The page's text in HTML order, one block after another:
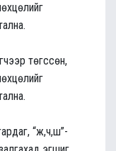
төгссөн,
“ж,ч,ш”-